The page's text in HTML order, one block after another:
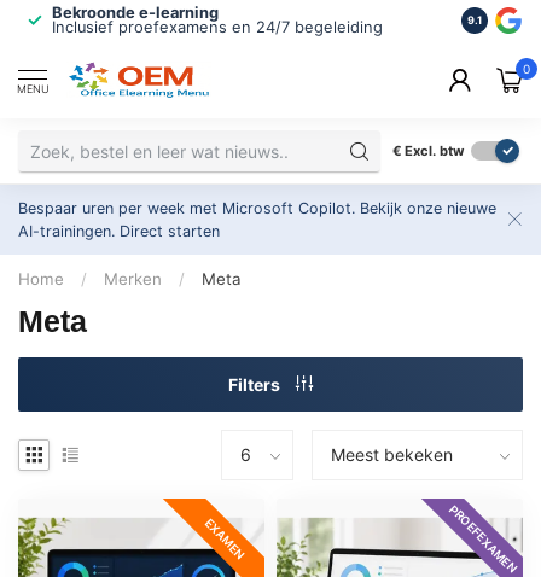
Bekroonde e-learning
Inclusief proefexamens en 24/7 begeleiding
ISO
2.500+
9.1
MENU
0
€ Excl. btw
Bespaar uren per week met Microsoft Copilot. Bekijk onze nieuwe
AI-trainingen. Direct starten
Home / Merken / Meta
Meta
Filters
EXAMEN PROEFEXAMEN